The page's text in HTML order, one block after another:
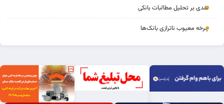
نقدی بر تحلیل مطالبات بانکی
چرخه‌ معیوب ناترازی بانک‌ها